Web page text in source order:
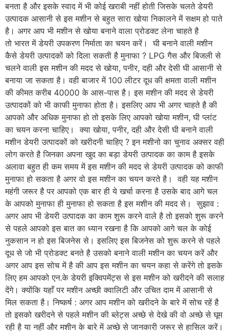
बनता है और इसके स्वाद में भी कोई खराबी नहीं होती जिसके चलते डेयरी
उत्पादक आसानी से इस मशीन से बहुत सारा खोया निकालने में सक्षम हो पाते
है। अगर आप भी मशीन से खोया बनाने वाला प्रोडक्ट लेना चाहते है
तो भारत में डेयरी उपकरण निर्माता का चयन करें। घी बनाने वाली मशीन
कैसे डेयरी उत्पादकों को दिला सकती है मुनाफा ? LPG गैस और बिजली से
चलने वाली इस मशीन की मदद से खोया, पनीर, दही और देसी घी आसानी से
बनाया जा सकता है। वही बाजार में 100 लीटर दूध की क्षमता वाली मशीन
की कीमत करीब 40000 के आस-पास है। इस मशीन की मदद से डेयरी
उत्पादकों को भी काफी मुनाफा होता है। इसलिए आप भी अगर चाहते है की
आपको और अधिक मुनाफा हो तो इसके लिए आपको खोया मशीन, घी प्लांट
का चयन करना चाहिए। क्या खोया, पनीर, दही और देसी घी बनाने वाली
मशीन डेयरी उत्पादकों को खरीदनी चाहिए ? इन मशीनो का चुनाव अक्सर वही
लोग करते है जिनका अपना खुद का बड़ा डेयरी उत्पादक का काम है इसके
अलावा बहुत ही कम समय में इस मशीन की मदद से डेयरी उत्पादक को काफी
मुनाफा हो सकता है अगर वो इस मशीन का चयन करते है। वही यह मशीन
महंगी जरूर है पर आपको एक बार ही ये खर्चा करना है उसके बाद आगे चल
के आपको मुनाफा ही मुनाफा हो सकता है इस मशीन की मदद से। सुझाव :
अगर आप भी डेयरी उत्पादक का काम शुरू करने वाले है तो इसको शुरू करने
से पहले आपको इस बात का ध्यान रखना है कि आपको आगे चल के कोई
नुकसान न हो इस बिजनेस से। इसलिए इस बिजनेस को शुरू करने से पहले
दूध से जो भी प्रोडक्ट बनते है उसको बनाने वाली मशीन का चयन करें और
अगर आप इस सोच में है की आप इस मशीन का चयन कहा से करेंगे तो इसके
लिए हम आपको एन.के डेयरी इक्विपमेंट्स से इस मशीन को खरीदने की सलाह
देंगे। क्योंकि यहाँ पर मशीन अच्छी क्वालिटी और उचित दाम में आसानी से
मिल सकता है। निष्कर्ष : अगर आप मशीन को खरीदने के बारे में सोच रहें है
तो इसको खरीदने से पहले मशीन की ब्लेट्स अच्छे से देखे की वो अच्छे से घूम
रही है या नहीं और मशीन के बारे में अच्छे से जानकारी जरूर से हासिल करें।